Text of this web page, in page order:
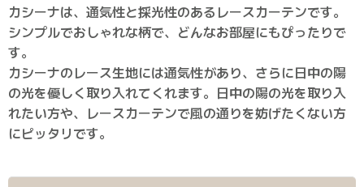
カシーナは、通気性と採光性のあるレースカーテンです。
シンプルでおしゃれな柄で、どんなお部屋にもぴったりで
す。
カシーナのレース生地には通気性があり、さらに日中の陽
の光を優しく取り入れてくれます。日中の陽の光を取り入
れたい方や、レースカーテンで風の通りを妨げたくない方
にピッタリです。